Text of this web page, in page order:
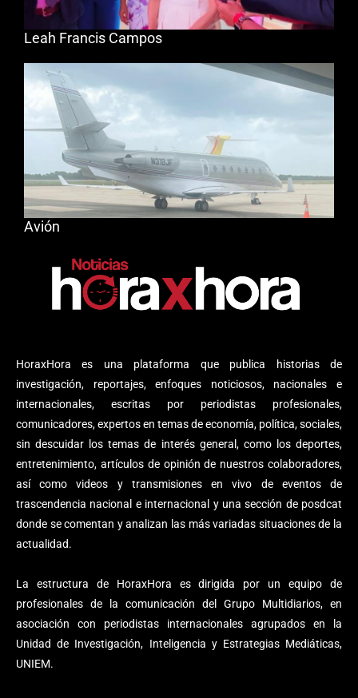
HoraxHora es una plataforma que publica historias de
investigación, reportajes, enfoques noticiosos, nacionales e
internacionales, escritas por periodistas profesionales,
comunicadores, expertos en temas de economía, política, sociales,
sin descuidar los temas de interés general, como los deportes,
entretenimiento, artículos de opinión de nuestros colaboradores,
así como videos y transmisiones en vivo de eventos de
trascendencia nacional e internacional y una sección de posdcat
donde se comentan y analizan las más variadas situaciones de la
actualidad.
La estructura de HoraxHora es dirigida por un equipo de
profesionales de la comunicación del Grupo Multidiarios, en
asociación con periodistas internacionales agrupados en la
Unidad de Investigación, Inteligencia y Estrategias Mediáticas,
UNIEM.
Leah Francis Campos
Avión